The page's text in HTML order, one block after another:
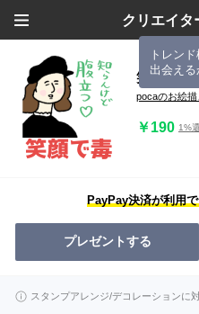
クリエイタ
トレン
出会える
笑顔で性
pocaのお絵描
￥190 1%
PayPay決済が利用
プレゼントする
スタンプアレンジ/デコレーションに